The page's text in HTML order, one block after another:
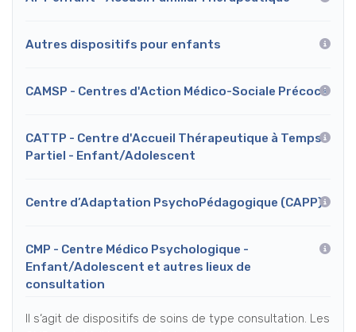
Autres dispositifs pour enfants
CAMSP - Centres d'Action Médico-Sociale Précoce
CATTP - Centre d'Accueil Thérapeutique à Temps
Partiel - Enfant/Adolescent
Centre d’Adaptation PsychoPédagogique (CAPP)
CMP - Centre Médico Psychologique -
Enfant/Adolescent et autres lieux de
consultation
Il s‘agit de dispositifs de soins de type consultation. Les